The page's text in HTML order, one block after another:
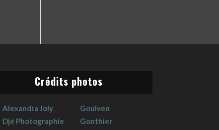
Crédits photos
Alexandra Joly
Djé Photographie
Goulven
Gonthier